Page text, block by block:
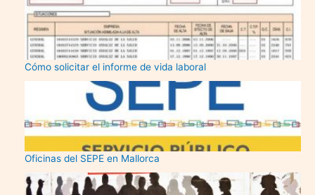
Cómo solicitar el informe de vida laboral
Oficinas del SEPE en Mallorca